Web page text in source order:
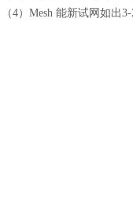
（4） Mesh 能新试网如出